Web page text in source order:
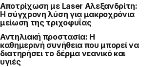
Αποτρίχωση με Laser Αλεξανδρίτη:
Η σύγχρονη λύση για μακροχρόνια
μείωση της τριχοφυΐας
Αντηλιακή προστασία: Η
καθημερινή συνήθεια που μπορεί να
διατηρήσει το δέρμα νεανικό και
υγιές